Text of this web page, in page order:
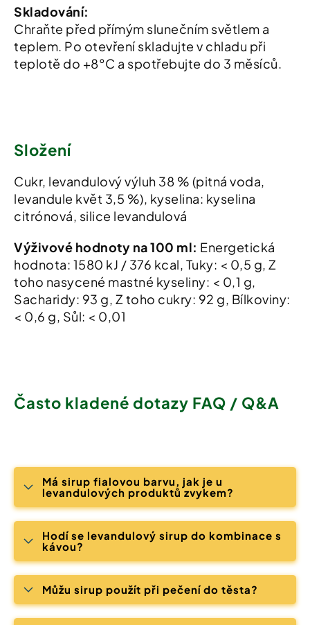
Skladování:
Chraňte před přímým slunečním světlem a
teplem. Po otevření skladujte v chladu při
teplotě do +8°C a spotřebujte do 3 měsíců.
Složení
Cukr, levandulový výluh 38 % (pitná voda,
levandule květ 3,5 %), kyselina: kyselina
citrónová, silice levandulová
Výživové hodnoty na 100 ml: Energetická
hodnota: 1580 kJ / 376 kcal, Tuky: < 0,5 g, Z
toho nasycené mastné kyseliny: < 0,1 g,
Sacharidy: 93 g, Z toho cukry: 92 g, Bílkoviny:
< 0,6 g, Sůl: < 0,01
Často kladené dotazy FAQ / Q&A
Má sirup fialovou barvu, jak je u
levandulových produktů zvykem?
Hodí se levandulový sirup do kombinace s
kávou?
Můžu sirup použít při pečení do těsta?